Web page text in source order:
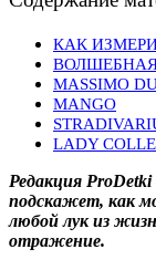
КАК
MASSIMO
MANGO
LADY
Редакция
подскажет, как
любой лук из
отражение.